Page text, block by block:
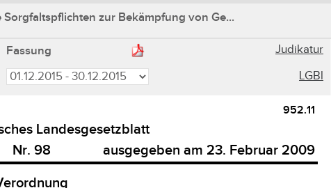
zur Bekämpfung von Ge...
Fassung
Judikatur
LGBl